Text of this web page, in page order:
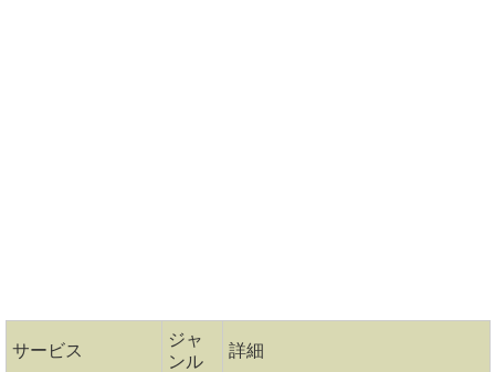
サービス
ジャ
ンル
詳細